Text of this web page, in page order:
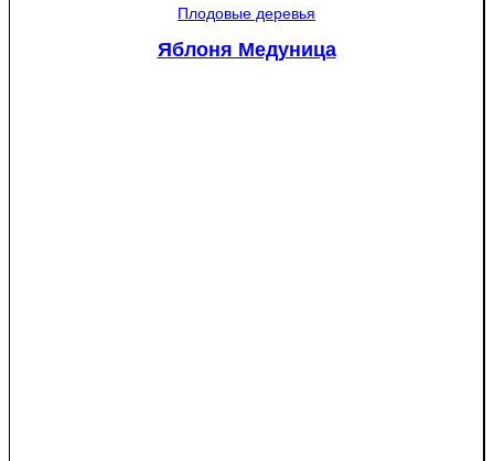
Плодовые деревья
Яблоня Медуница